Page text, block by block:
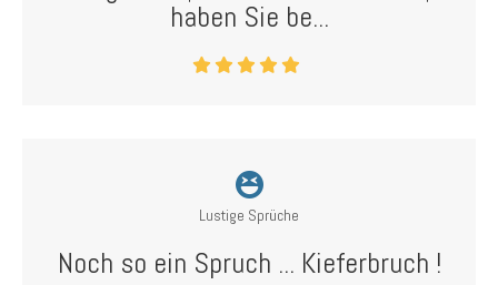
haben Sie be...
Lustige Sprüche
Noch so ein Spruch ... Kieferbruch !